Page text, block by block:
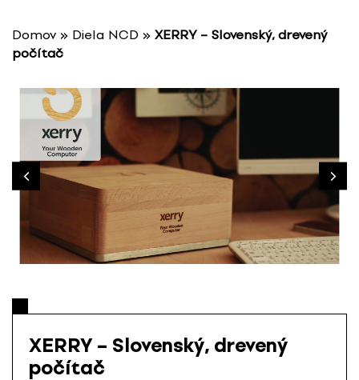
Domov » Diela NCD » XERRY – Slovenský, drevený
počítač
XERRY – Slovenský, drevený
počítač